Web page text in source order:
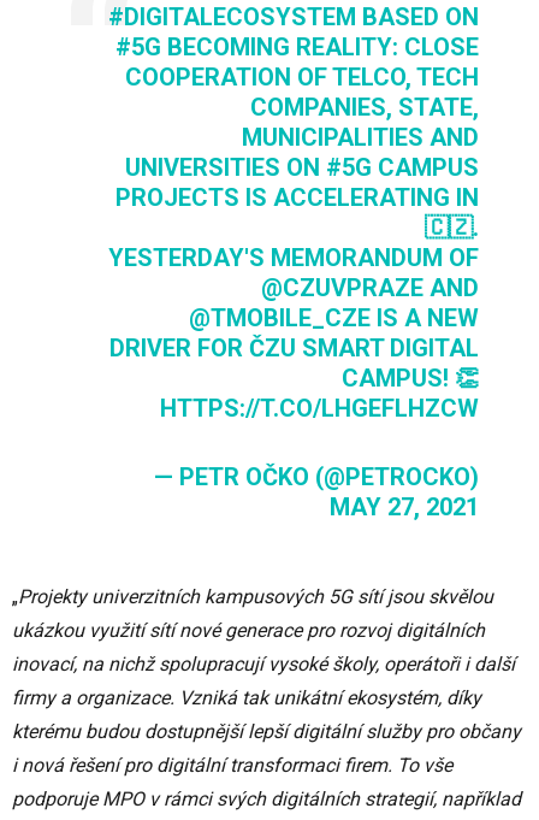
#DIGITALECOSYSTEM BASED ON
#5G BECOMING REALITY: CLOSE
COOPERATION OF TELCO, TECH
COMPANIES, STATE,
MUNICIPALITIES AND
UNIVERSITIES ON #5G CAMPUS
PROJECTS IS ACCELERATING IN
🇨🇿.
YESTERDAY'S MEMORANDUM OF
@CZUVPRAZE AND
@TMOBILE_CZE IS A NEW
DRIVER FOR ČZU SMART DIGITAL
CAMPUS! 👏
HTTPS://T.CO/LHGEFLHZCW
— PETR OČKO (@PETROCKO)
MAY 27, 2021
„Projekty univerzitních kampusových 5G sítí jsou skvělou
ukázkou využití sítí nové generace pro rozvoj digitálních
inovací, na nichž spolupracují vysoké školy, operátoři i další
firmy a organizace. Vzniká tak unikátní ekosystém, díky
kterému budou dostupnější lepší digitální služby pro občany
i nová řešení pro digitální transformaci firem. To vše
podporuje MPO v rámci svých digitálních strategií, například